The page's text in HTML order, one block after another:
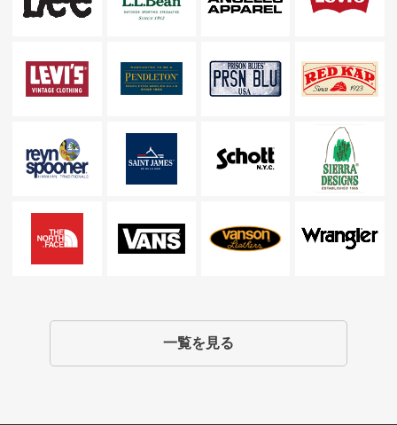
一覧を見る